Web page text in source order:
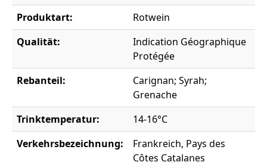
Produktart:
Rotwein
Qualität:
Indication Géographique
Protégée
Rebanteil:
Carignan; Syrah;
Grenache
Trinktemperatur:
14-16°C
Verkehrsbezeichnung:
Frankreich, Pays des
Côtes Catalanes